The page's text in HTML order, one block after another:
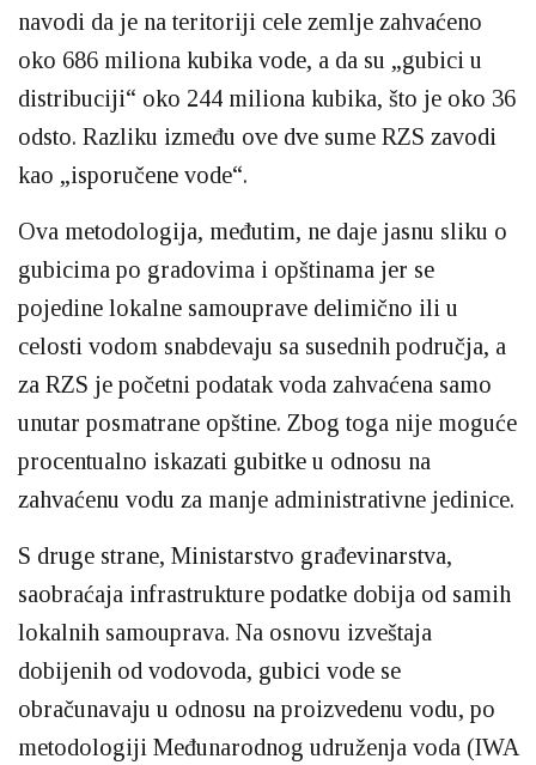
navodi da je na teritoriji cele zemlje zahvaćeno
oko 686 miliona kubika vode, a da su „gubici u
distribuciji“ oko 244 miliona kubika, što je oko 36
odsto. Razliku između ove dve sume RZS zavodi
kao „isporučene vode“.
Ova metodologija, međutim, ne daje jasnu sliku o
gubicima po gradovima i opštinama jer se
pojedine lokalne samouprave delimično ili u
celosti vodom snabdevaju sa susednih područja, a
za RZS je početni podatak voda zahvaćena samo
unutar posmatrane opštine. Zbog toga nije moguće
procentualno iskazati gubitke u odnosu na
zahvaćenu vodu za manje administrativne jedinice.
S druge strane, Ministarstvo građevinarstva,
saobraćaja infrastrukture podatke dobija od samih
lokalnih samouprava. Na osnovu izveštaja
dobijenih od vodovoda, gubici vode se
obračunavaju u odnosu na proizvedenu vodu, po
metodologiji Međunarodnog udruženja voda (IWA